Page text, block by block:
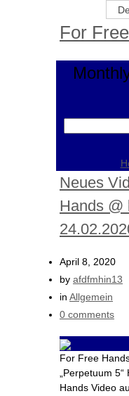
For
Neues
Hands @
April 8, 2020
by afdfmhin13
in Allgemein
0 comments
For Free
„Perpetuum
Hands Video